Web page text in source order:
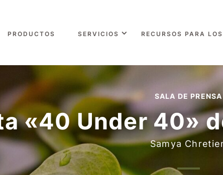
PRODUCTOS SERVICIOS RECURSOS PARA
SALA DE PRENSA
«40 Under 40»
Samya